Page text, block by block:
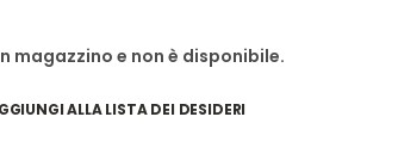
e non è disponibile.
ALLA LISTA DEI DESIDERI